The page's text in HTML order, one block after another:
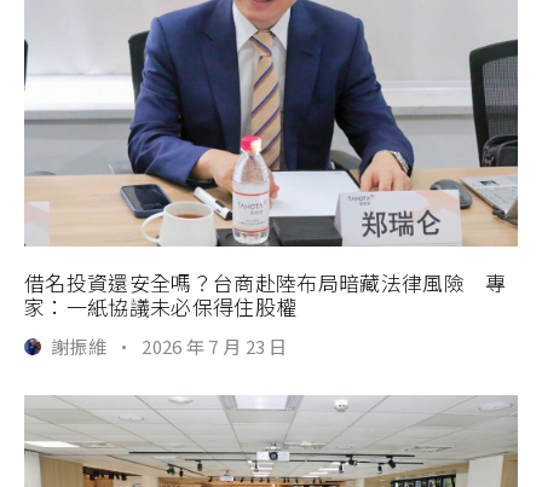
借名投資還安全嗎？台商赴陸布局暗藏法律風險 專
家：一紙協議未必保得住股權
謝振維 · 2026 年 7 月 23 日